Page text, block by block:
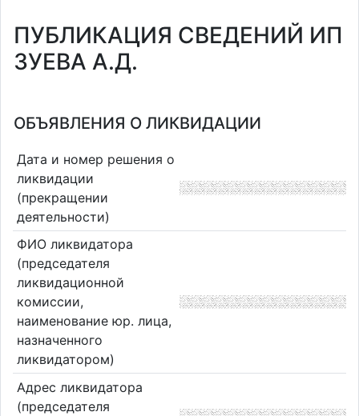
ПУБЛИКАЦИЯ СВЕДЕНИЙ ИП
ЗУЕВА А.Д.
ОБЪЯВЛЕНИЯ О ЛИКВИДАЦИИ
Дата и номер решения о
ликвидации
(прекращении
деятельности)
ФИО ликвидатора
(председателя
ликвидационной
комиссии,
наименование юр. лица,
назначенного
ликвидатором)
Адрес ликвидатора
(председателя